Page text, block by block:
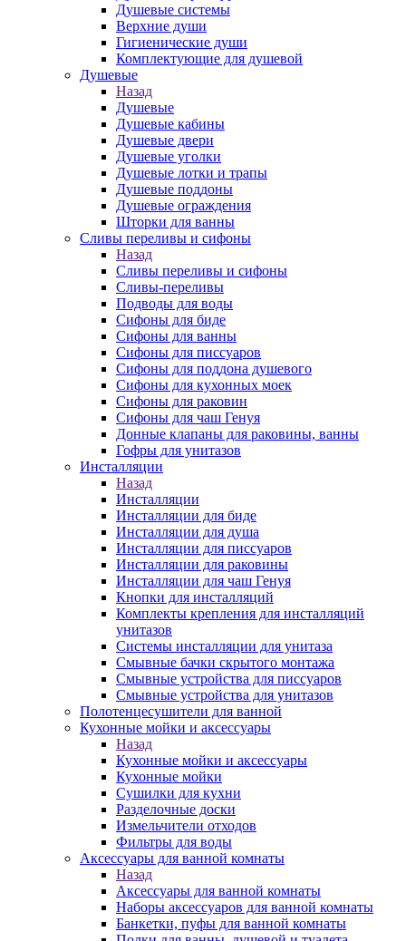
Душевые системы
Верхние души
Гигиенические души
Комплектующие для душевой
Душевые
Назад
Душевые
Душевые кабины
Душевые двери
Душевые уголки
Душевые лотки и трапы
Душевые поддоны
Душевые ограждения
Шторки для ванны
Сливы переливы и сифоны
Назад
Сливы переливы и сифоны
Сливы-переливы
Подводы для воды
Сифоны для биде
Сифоны для ванны
Сифоны для писсуаров
Сифоны для поддона душевого
Сифоны для кухонных моек
Сифоны для раковин
Сифоны для чаш Генуя
Донные клапаны для раковины, ванны
Гофры для унитазов
Инсталляции
Назад
Инсталляции
Инсталляции для биде
Инсталляции для душа
Инсталляции для писсуаров
Инсталляции для раковины
Инсталляции для чаш Генуя
Кнопки для инсталляций
Комплекты крепления для инсталляций
унитазов
Системы инсталляции для унитаза
Смывные бачки скрытого монтажа
Смывные устройства для писсуаров
Смывные устройства для унитазов
Полотенцесушители для ванной
Кухонные мойки и аксессуары
Назад
Кухонные мойки и аксессуары
Кухонные мойки
Сушилки для кухни
Разделочные доски
Измельчители отходов
Фильтры для воды
Аксессуары для ванной комнаты
Назад
Аксессуары для ванной комнаты
Наборы аксессуаров для ванной комнаты
Банкетки, пуфы для ванной комнаты